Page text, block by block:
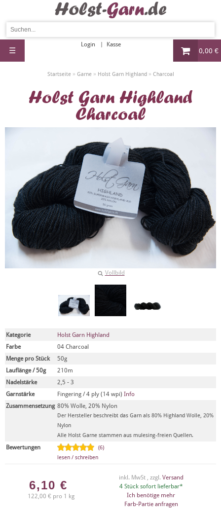
0,00 €
Login Kasse
☰
Startseite» Garne» Holst Garn Highland» Charcoal
Holst Garn Highland
Charcoal
Vollbild
Kategorie
Holst Garn Highland
Farbe
04 Charcoal
Menge pro Stück
50g
Lauflänge / 50g
210m
Nadelstärke
2,5 - 3
Garnstärke
Fingering / 4 ply (14 wpi) Info
Zusammensetzung 80% Wolle, 20% Nylon
Der Hersteller beschreibt das Garn als 80% Highland Wolle, 20%
Nylon
Alle Holst Garne stammen aus mulesing-freien Quellen.
Bewertungen
(6)
lesen / schreiben
6,10 €
122,00 € pro 1 kg
inkl. MwSt , zzgl. Versand
4 Stück sofort lieferbar*
Ich benötige mehr
Farb-Partie anfragen